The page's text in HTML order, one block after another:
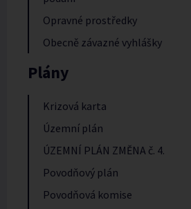
Opravné prostředky
Obecně závazné vyhlášky
Plány
Krizová karta
Územní plán
ÚZEMNÍ PLÁN ZMĚNA č. 4.
Povodňový plán
Povodňová komise